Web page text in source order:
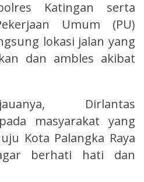
Katingan serta
Umum (PU)
lokasi jalan yang
dan ambles akibat
Dirlantas
masyarakat yang
Kota Palangka Raya
berhati hati dan